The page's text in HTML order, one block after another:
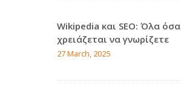
Wikipedia και SEO: Όλα όσα
χρειάζεται να γνωρίζετε
27 March, 2025